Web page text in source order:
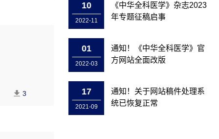
3
10
2022-11
《中华全科医学》杂志2023
年专题征稿启事
01
2022-03
通知！《中华全科医学》官
方网站全面改版
17
2021-09
通知！关于网站稿件处理系
统已恢复正常